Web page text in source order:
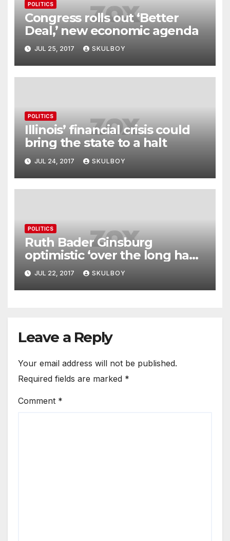
POLITICS
Congress rolls out ‘Better
Deal,’ new economic agenda
JUL 25, 2017 SKULBOY
POLITICS
Illinois’ financial crisis could
bring the state to a halt
JUL 24, 2017 SKULBOY
POLITICS
Ruth Bader Ginsburg
optimistic ‘over the long haul’
for US
JUL 22, 2017 SKULBOY
Leave a Reply
Your email address will not be published.
Required fields are marked *
Comment *